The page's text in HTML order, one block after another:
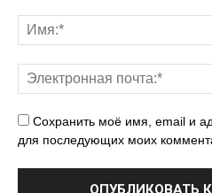
Сохранить моё имя, email и
для последующих моих